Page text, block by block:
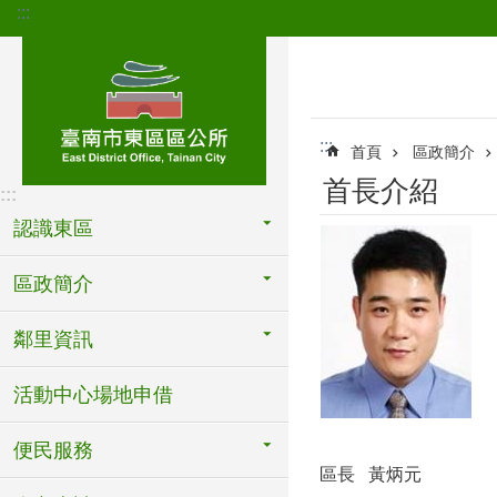
跳到主要內容區塊
:::
:::
認識東區
區政簡介
鄰里資訊
活動中心場地申借
便民服務
::: 首頁 區政簡介
首長介紹
區長 黃炳元